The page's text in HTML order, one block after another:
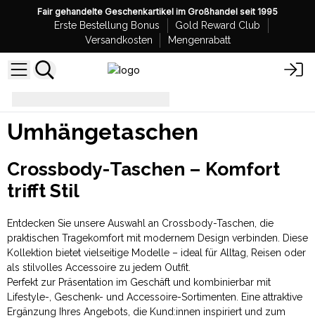
Fair gehandelte Geschenkartikel im Großhandel seit 1995
Erste Bestellung Bonus
Gold Reward Club
Versandkosten
Mengenrabatt
Umhängetaschen
Crossbody-Taschen – Komfort
trifft Stil
Entdecken Sie unsere Auswahl an Crossbody-Taschen, die
praktischen Tragekomfort mit modernem Design verbinden. Diese
Kollektion bietet vielseitige Modelle – ideal für Alltag, Reisen oder
als stilvolles Accessoire zu jedem Outfit.
Perfekt zur Präsentation im Geschäft und kombinierbar mit
Lifestyle-, Geschenk- und Accessoire-Sortimenten. Eine attraktive
Ergänzung Ihres Angebots, die Kund:innen inspiriert und zum